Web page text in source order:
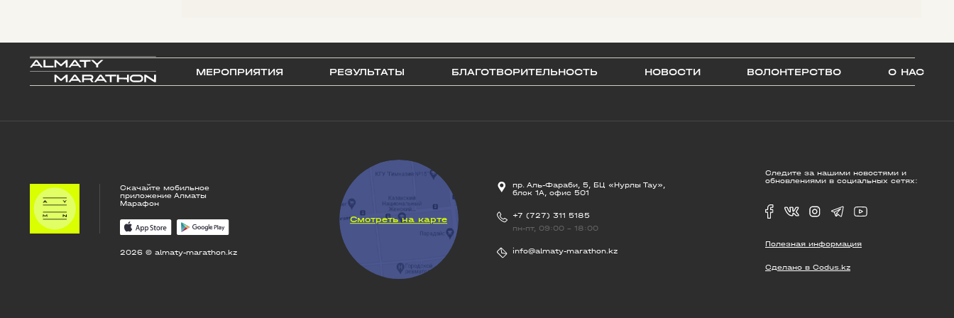
МЕРОПРИЯТИЯ РЕЗУЛЬТАТЫ БЛАГОТВОРИТЕЛЬНОСТЬ НОВОСТИ ВОЛОНТЕРСТВО О НАС
Скачайте мобильное
приложение Алматы
Марафон
2026 © almaty-marathon.kz
Смотреть на карте
пр. Аль-Фараби, 5, БЦ «Нурлы Тау»,
блок 1А, офис 501
+7 (727) 311 5185
пн-пт, 09:00 - 18:00
info@almaty-marathon.kz
Следите за нашими новостями и
обновлениями в социальных сетях:
Полезная информация
Сделано в Codus.kz